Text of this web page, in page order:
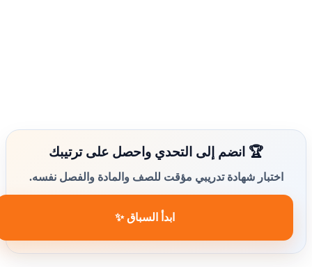
🏆 انضم إلى التحدي واحصل على ترتيبك
اختبار شهادة تدريبي مؤقت للصف والمادة والفصل نفسه.
ابدأ السباق ✨